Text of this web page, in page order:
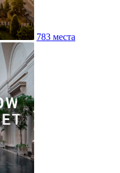
783 места